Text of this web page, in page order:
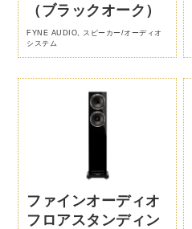
（ブラックオーク）
FYNE AUDIO
スピーカー/オーディオ
システム
ファインオーディオ
フロアスタンディン